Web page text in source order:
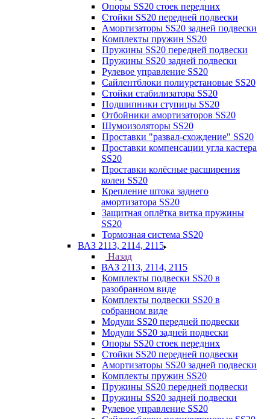
Опоры SS20 стоек передних
Стойки SS20 передней подвески
Амортизаторы SS20 задней подвески
Комплекты пружин SS20
Пружины SS20 передней подвески
Пружины SS20 задней подвески
Рулевое управление SS20
Сайлентблоки полиуретановые SS20
Стойки стабилизатора SS20
Подшипники ступицы SS20
Отбойники амортизаторов SS20
Шумоизоляторы SS20
Проставки "развал-схождение" SS20
Проставки компенсации угла кастера
SS20
Проставки колёсные расширения
колеи SS20
Крепление штока заднего
амортизатора SS20
Защитная оплётка витка пружины
SS20
Тормозная система SS20
ВАЗ 2113, 2114, 2115
Назад
ВАЗ 2113, 2114, 2115
Комплекты подвески SS20 в
разобранном виде
Комплекты подвески SS20 в
собранном виде
Модули SS20 передней подвески
Модули SS20 задней подвески
Опоры SS20 стоек передних
Стойки SS20 передней подвески
Амортизаторы SS20 задней подвески
Комплекты пружин SS20
Пружины SS20 передней подвески
Пружины SS20 задней подвески
Рулевое управление SS20